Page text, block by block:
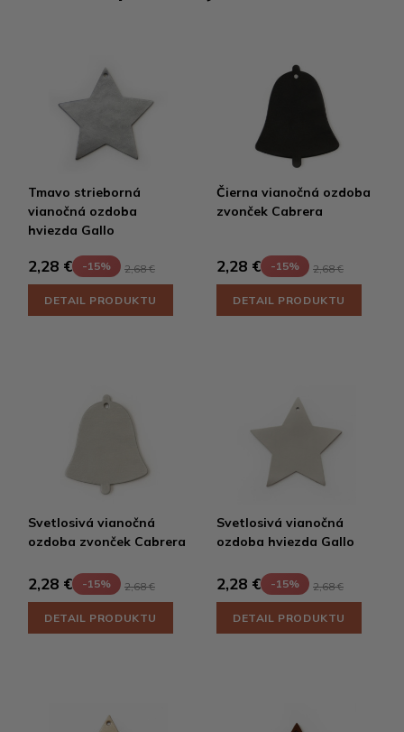
Tmavo strieborná
vianočná ozdoba
hviezda Gallo
2,28 € -15% 2,68 €
DETAIL PRODUKTU
Čierna vianočná ozdoba
zvonček Cabrera
2,28 € -15% 2,68 €
DETAIL PRODUKTU
Svetlosivá vianočná
ozdoba zvonček Cabrera
2,28 € -15% 2,68 €
DETAIL PRODUKTU
Svetlosivá vianočná
ozdoba hviezda Gallo
2,28 € -15% 2,68 €
DETAIL PRODUKTU